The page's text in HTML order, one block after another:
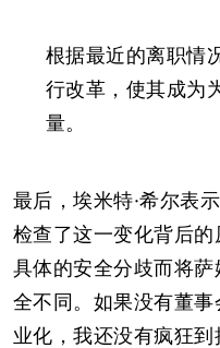
根据最近的离职情
行改革，使其成为
量。
最后，埃米特·希尔表
检查了这一变化背后的
具体的安全分歧而将
全不同。如果没有董
业化，我还没有疯狂到